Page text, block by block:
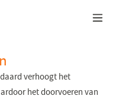
verhoogt het
het doorvoeren van